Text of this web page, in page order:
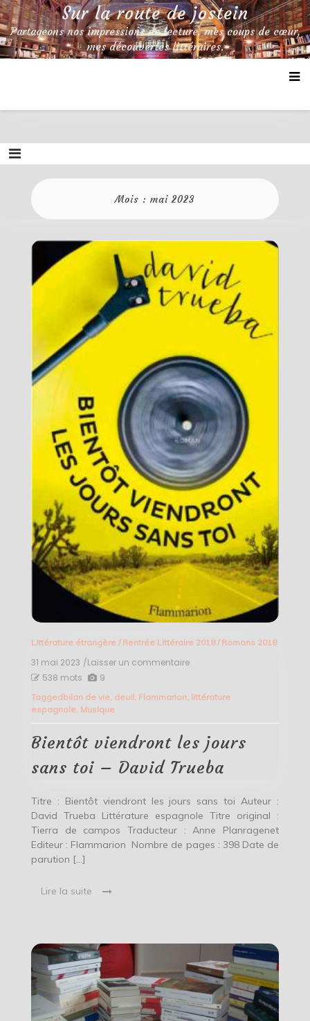
Skip
to
content
Sur la route de jostein
Partageons nos impressions de lecture, mes coups de cœur,
mes découvertes littéraires.
Mois :mai 2023
Littérature étrangère/ Rentrée Littéraire 2018/ Romans 2018
31 mai 2023 /Laisser un commentaireon
les
–
David
Trueba
538 mots 9
Taggedbilan de vie, deuil, Flammarion, littérature
espagnole, Musique
Bientôt viendront les jours
sans toi – David Trueba
Titre : Bientôt viendront les jours sans toi Auteur :
David Trueba Littérature espagnole Titre original :
Tierra de campos Traducteur : Anne Planragenet
Editeur : Flammarion Nombre de pages : 398 Date de
parution […]
Lire la suite